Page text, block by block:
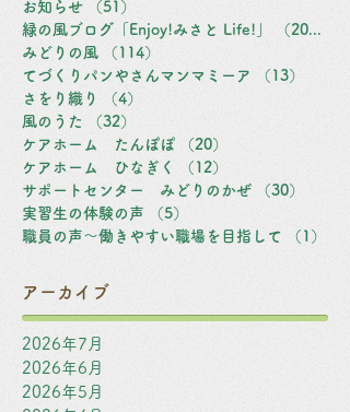
お知らせ （51）
緑の風ブログ「Enjoy!みさと Life!」
（203）
みどりの風
（114）
てづくりパンやさんマンマミーア
（13）
さをり織り
（4）
風のうた
（32）
ケアホーム たんぽぽ
（20）
ケアホーム ひなぎく
（12）
サポートセンター みどりのかぜ
（30）
実習生の体験の声
（5）
職員の声～働きやすい職場を目指して
（1）
アーカイブ
2026年7月
2026年6月
2026年5月